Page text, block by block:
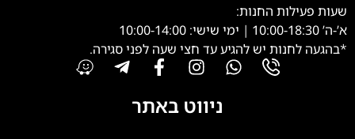
שעות פעילות החנות:
א’-ה’ 10:00-18:30 | ימי שישי: 10:00-14:00
*בהגעה לחנות יש להגיע עד חצי שעה לפני סגירה.
ניווט באתר